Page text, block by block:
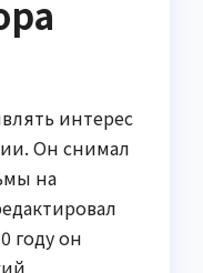
интерес
Он снимал
на
году он